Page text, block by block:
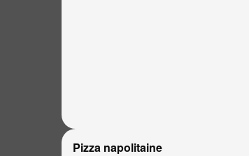
Pizza napolitaine